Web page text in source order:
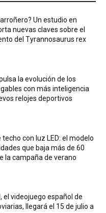
Un estudio en
nuevas claves sobre el
del Tyrannosaurus rex
la evolución de los
con más inteligencia
relojes deportivos
con luz LED: el modelo
que baja más de 60
la campaña de verano
el videojuego español de
llegará el 15 de julio a